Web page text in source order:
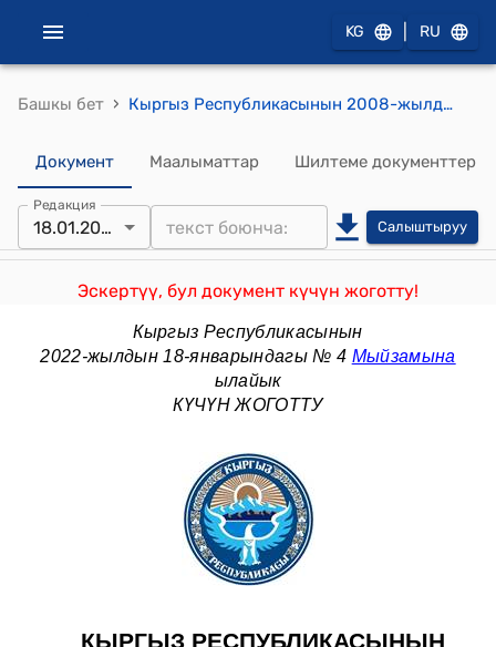
KG RU
Башкы бет › Кыргыз Республикасынын 2008-жылдын 17-октябры № 230 "Салык кодекси"
Документ Маалыматтар Шилтеме документтер
Редакция
18.01.2022 Салыштыруу
Эскертүү, бул документ күчүн жоготту!